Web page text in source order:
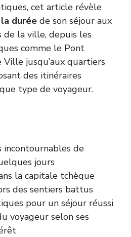
cet article révèle
durée de son séjour aux
la ville, depuis les
comme le Pont
jusqu’aux quartiers
des itinéraires
type de voyageur.
incontournables de
jours
la capitale tchèque
des sentiers battus
pour un séjour réussi
voyageur selon ses